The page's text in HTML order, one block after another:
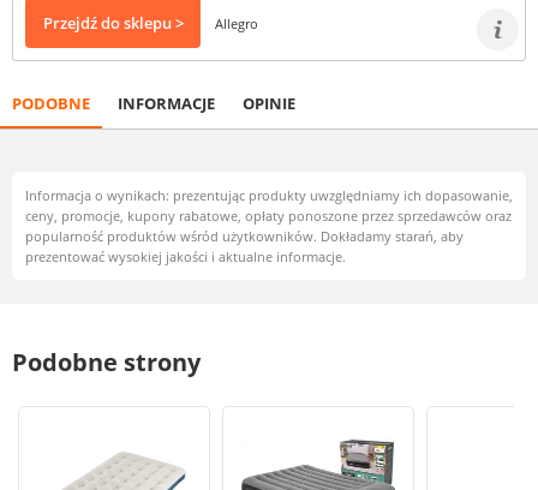
Przejdź do sklepu > Allegro
PODOBNE INFORMACJE OPINIE
Informacja o wynikach: prezentując produkty uwzględniamy ich dopasowanie,
ceny, promocje, kupony rabatowe, opłaty ponoszone przez sprzedawców oraz
popularność produktów wśród użytkowników. Dokładamy starań, aby
prezentować wysokiej jakości i aktualne informacje.
Podobne strony